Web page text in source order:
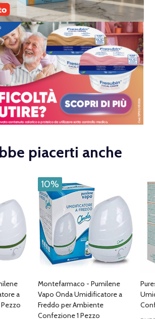
piacerti anche
a
10%
Montefarmaco - Pumilene
Vapo Onda Umidificatore a
Freddo per Ambiente
Confezione 1 Pezzo